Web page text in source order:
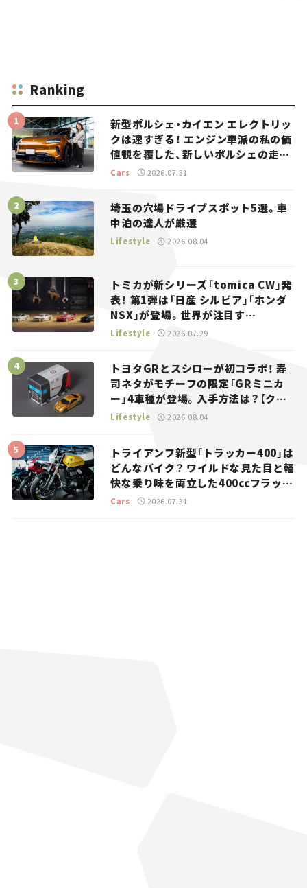
Ranking
新型ポルシェ・カイエン エレクトリッ
クは速すぎる！ エンジン車派の私の価
値観を覆した、新しいポルシェの走
り。
Cars 2026.07.31
埼玉の穴場ドライブスポット5選。車
中泊の達人が厳選
Lifestyle 2026.08.04
トミカが新シリーズ「tomica CW」発
表！ 第1弾は「日産 シルビア」「ホンダ
NSX」が登場。世界が注目す
る“JDM”に焦点【クルマとホビー】
Lifestyle 2026.07.29
トヨタGRとスシローが初コラボ！ 寿
司ネタがモチーフの限定「GRミニカ
ー」4車種が登場。入手方法は？【クル
マとホビー】
Lifestyle 2026.08.04
トライアンフ新型「トラッカー400」は
どんなバイク？ ワイルドな見た目と軽
快な乗り味を両立した400ccフラット
トラッカー【試乗レビュー】
Cars 2026.07.31